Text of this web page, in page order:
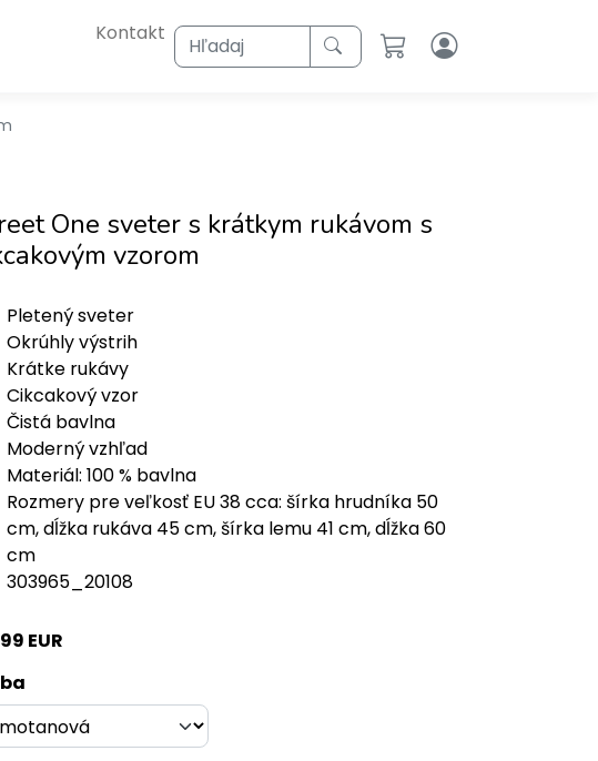
Kontakt Hľadaj
One sveter s krátkym rukávom s
vzorom
Pletený sveter
Okrúhly výstrih
Krátke rukávy
Cikcakový vzor
Čistá bavlna
Moderný vzhľad
Materiál: 100 % bavlna
Rozmery pre veľkosť EU 38 cca: šírka hrudníka 50
cm, dĺžka rukáva 45 cm, šírka lemu 41 cm, dĺžka 60
cm
303965_20108
EUR